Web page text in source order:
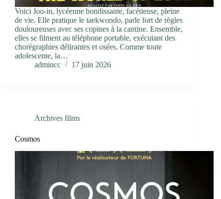
Voici Joo-in, lycéenne bondissante, facétieuse, pleine
de vie. Elle pratique le taekwondo, parle fort de règles
douloureuses avec ses copines à la cantine. Ensemble,
elles se filment au téléphone portable, exécutant des
chorégraphies délirantes et osées. Comme toute
adolescente, la…
admincc
17 juin 2026
Archives films
Cosmos